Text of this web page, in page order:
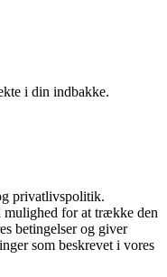
i din indbakke.
privatlivspolitik.
for at trække den
betingelser og giver
som beskrevet i vores